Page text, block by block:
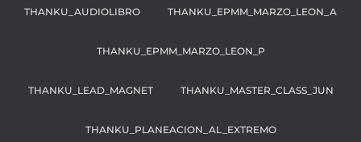
THANKU_AUDIOLIBRO THANKU_EPMM_MARZO_LEON_A
THANKU_EPMM_MARZO_LEON_P
THANKU_LEAD_MAGNET THANKU_MASTER_CLASS_JUN
THANKU_PLANEACION_AL_EXTREMO